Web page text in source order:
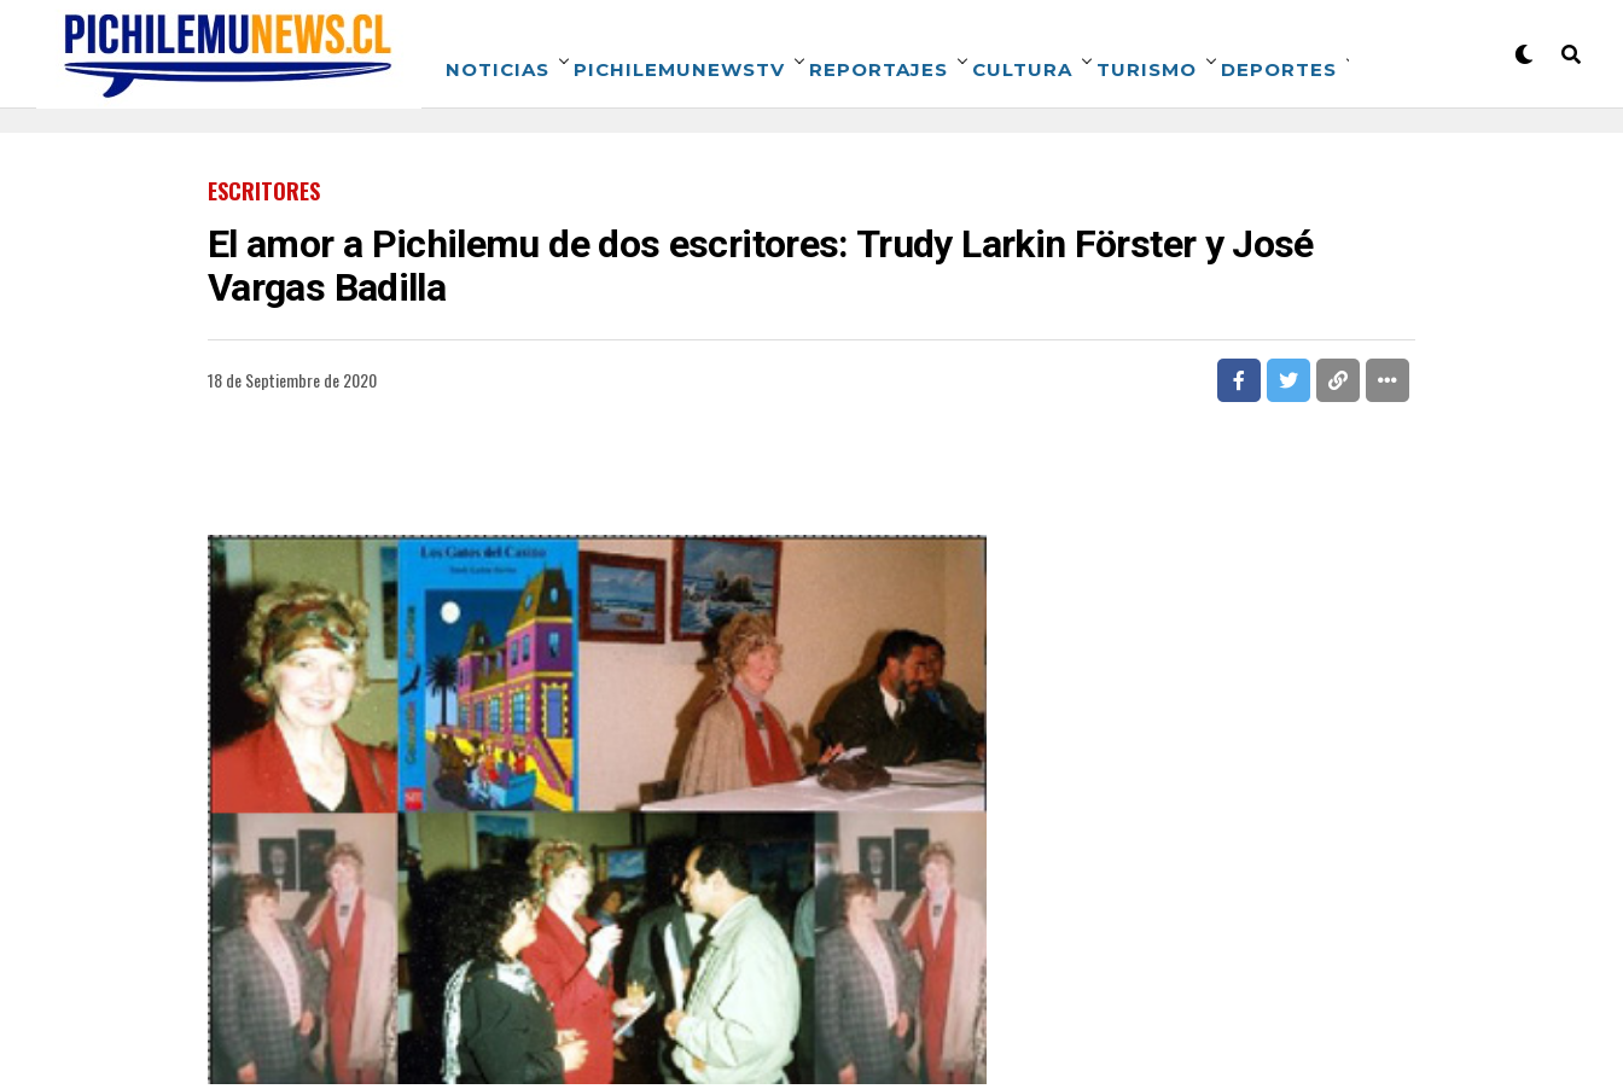
NOTICIAS PICHILEMUNEWSTV REPORTAJES CULTURA TURISMO DEPORTES
ESCRITORES
El amor a Pichilemu de dos escritores: Trudy Larkin Förster y José
Vargas Badilla
18 de Septiembre de 2020